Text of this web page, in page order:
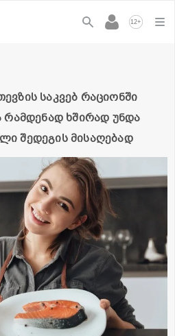
12+
საკვებ რაციონში
რამდენად ხშირად უნდა
შედეგის მისაღებად